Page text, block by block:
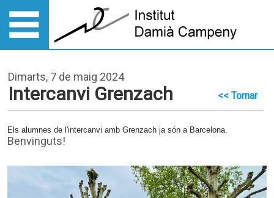
Dimarts, 7 de maig 2024
Intercanvi Grenzach << Tornar
Els alumnes de l'intercanvi amb Grenzach ja són a Barcelona.
Benvinguts!